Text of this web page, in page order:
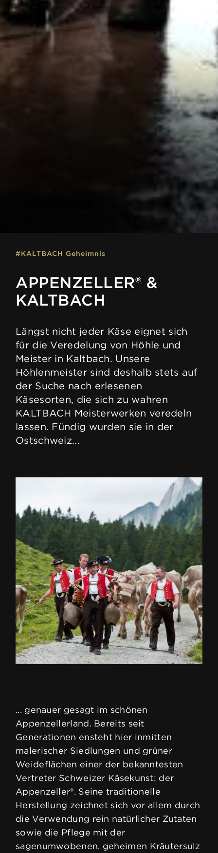
#KALTBACH Geheimnis
APPENZELLER® &
KALTBACH
Längst nicht jeder Käse eignet sich
für die Veredelung von Höhle und
Meister in Kaltbach. Unsere
Höhlenmeister sind deshalb stets auf
der Suche nach erlesenen
Käsesorten, die sich zu wahren
KALTBACH Meisterwerken veredeln
lassen. Fündig wurden sie in der
Ostschweiz...
... genauer gesagt im schönen
Appenzellerland. Bereits seit
Generationen ensteht hier inmitten
malerischer Siedlungen und grüner
Weideflächen einer der bekanntesten
Vertreter Schweizer Käsekunst: der
Appenzeller®. Seine traditionelle
Herstellung zeichnet sich vor allem durch
die Verwendung rein natürlicher Zutaten
sowie die Pflege mit der
sagenumwobenen, geheimen Kräutersulz